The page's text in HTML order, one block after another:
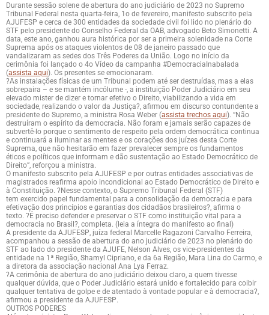
Durante sessão solene de abertura do ano judiciário de 2023 no Supremo
Tribunal Federal nesta quarta-feira, 1o de fevereiro, manifesto subscrito pela
AJUFESP e cerca de 300 entidades da sociedade civil foi lido no plenário do
STF pelo presidente do Conselho Federal da OAB, advogado Beto Simonetti. A
data, este ano, ganhou aura histórica por ser a primeira solenidade na Corte
Suprema após os ataques violentos de 08 de janeiro passado que
vandalizaram as sedes dos Três Poderes da União. Logo no início da
cerimônia foi lançado o 4o Vídeo da campanha #DemocraciaInabalada
(assista aqui). Os presentes se emocionaram.
?As instalações físicas de um Tribunal podem até ser destruídas, mas a elas
sobrepaira – e se mantém incólume -, a instituição Poder Judiciário em seu
elevado mister de dizer e tornar efetivo o Direito, viabilizando a vida em
sociedade, realizando o valor da Justiça?, afirmou em discurso contundente a
presidente do Supremo, a ministra Rosa Weber (assista trechos aqui). “Não
destruíram o espírito da democracia. Não foram e jamais serão capazes de
subvertê-lo porque o sentimento de respeito pela ordem democrática continua
e continuará a iluminar as mentes e os corações dos juízes desta Corte
Suprema, que não hesitarão em fazer prevalecer sempre os fundamentos
éticos e políticos que informam e dão sustentação ao Estado Democrático de
Direito”, reforçou a ministra.
O manifesto subscrito pela AJUFESP e por outras entidades associativas de
magistrados reafirma apoio incondicional ao Estado Democrático de Direito e
à Constituição. ?Nesse contexto, o Supremo Tribunal Federal (STF)
tem exercido papel fundamental para a consolidação da democracia e para
efetivação dos princípios e garantias dos cidadãos brasileiros?, afirma o
texto. ?É preciso defender e preservar o STF como instituição vital para a
democracia no Brasil?, completa. (leia a íntegra do manifesto ao final)
A presidente da AJUFESP, juíza federal Marcelle Ragazoni Carvalho Ferreira,
acompanhou a sessão de abertura do ano judiciário de 2023 no plenário do
STF ao lado do presidente da AJUFE, Nelson Alves, os vice-presidentes da
entidade na 1ª Região, Shamyl Cipriano, e da 6a Região, Mara Lina do Carmo, e
a diretora da associação nacional Ana Lya Ferraz.
?A cerimônia de abertura do ano judiciário deixou claro, a quem tivesse
qualquer dúvida, que o Poder Judiciário estará unido e fortalecido para coibir
qualquer tentativa de golpe e de atentado à vontade popular e à democracia?,
afirmou a presidente da AJUFESP.
OUTROS PODERES